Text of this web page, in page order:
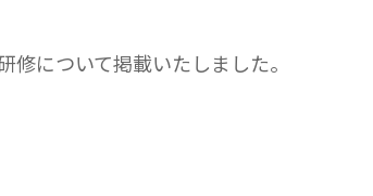
について掲載いたしました。